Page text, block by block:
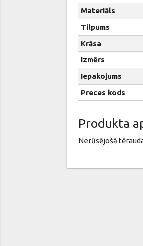
Materiāls
Tilpums
Krāsa
Izmērs
Iepakojums
Preces kods
Produkta
Nerūsējošā